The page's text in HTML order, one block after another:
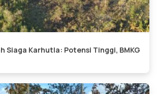
Siaga Karhutla: Potensi Tinggi, BMKG